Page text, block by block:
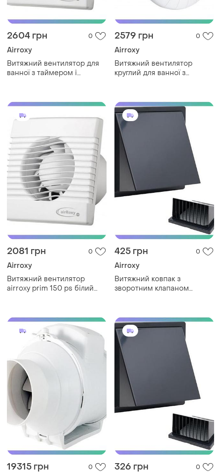
2604 грн 0
Airroxy
Витяжний вентилятор для
ванної з таймером і
008
2579 грн 0
Airroxy
Витяжний вентилятор
круглий для ванної з
білий sku_01-045
2081 грн 0
Airroxy
Витяжний вентилятор
airroxy prim 150 ps білий
sku_01-010
425 грн 0
Airroxy
Витяжний ковпак з
зворотним клапаном
механічної вентиляції
19315 грн 0 326 грн 0